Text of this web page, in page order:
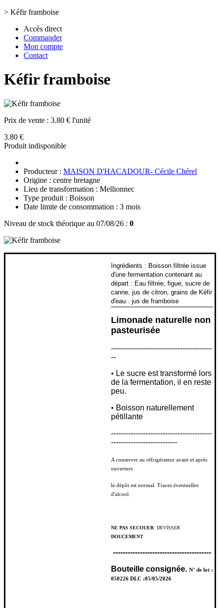
> Kéfir framboise
Accès direct
Commander
Mon compte
Contact
Kéfir framboise
Prix de vente : 3.80 € l'unité
3.80 €
Produit indisponible
Producteur : MAISON D'HACADOUR- Cécile Chérel
Origine : centre bretagne
Lieu de transformation : Mellionnec
Type produit : Boisson
Date limite de consommation : 3 mois
Niveau de stock théorique au 07/08/26 : 0
Ingrédients : Boisson filtrée issue
d'une fermentation contenant au
départ : Eau filtrée, figue, sucre de
canne, jus de citron, grains de Kéfir
d'eau.. jus de framboise
Limonade naturelle non
pasteurisée
-----------------------------------------
--
• Le sucre est transformé lors
de la fermentation, il en reste
peu.
• Boisson naturellement
pétillante
-----------------------------------------
---------------------------
A conserver au réfrigérateur avant et après
ouverture
le dépôt est normal. Traces éventuelles
d'alcool.
NE PAS SECOUER . DEVISSER
DOUCEMENT
----------------------------------------
Bouteille consignée. N° de lot :
050226 DLC :05/05/2026